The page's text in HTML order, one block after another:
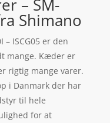
– SM-
Shimano
– ISCG05 er den
mange. Kæder er
rigtig mange varer.
i Danmark der har
til hele
for at